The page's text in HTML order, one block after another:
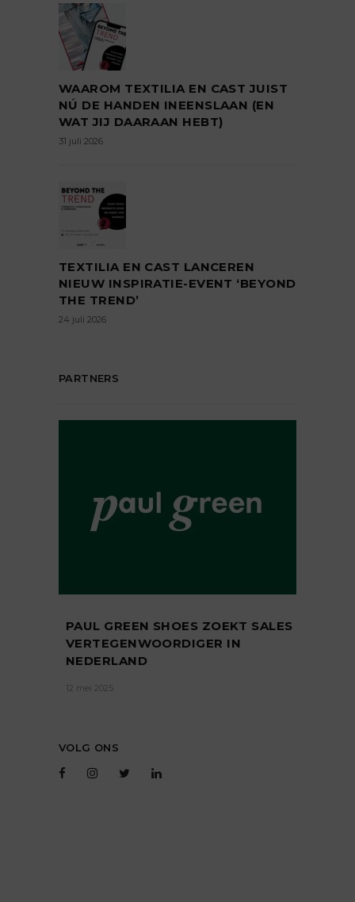
WAAROM TEXTILIA EN CAST JUIST
NÚ DE HANDEN INEENSLAAN (EN
WAT JIJ DAARAAN HEBT)
31 juli 2026
TEXTILIA EN CAST LANCEREN
NIEUW INSPIRATIE-EVENT ‘BEYOND
THE TREND’
24 juli 2026
PARTNERS
PAUL GREEN SHOES ZOEKT SALES
VERTEGENWOORDIGER IN
NEDERLAND
12 mei 2025
VOLG ONS